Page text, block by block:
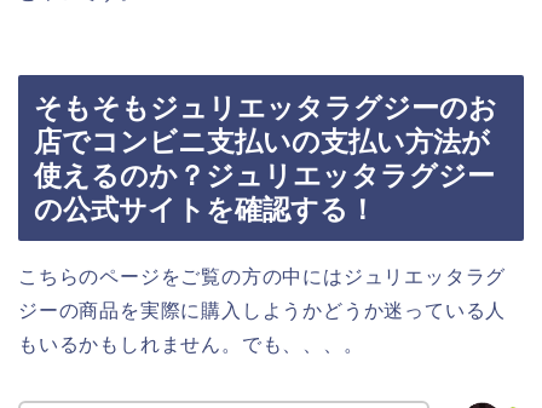
そもそもジュリエッタラグジーのお
店でコンビニ支払いの支払い方法が
使えるのか？ジュリエッタラグジー
の公式サイトを確認する！
こちらのページをご覧の方の中にはジュリエッタラグ
ジーの商品を実際に購入しようかどうか迷っている人
もいるかもしれません。でも、、、。